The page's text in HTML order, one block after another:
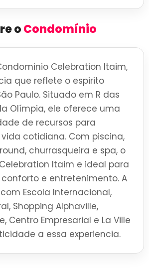
oCondomínio
Celebration Itaim,
que reflete o espirito
Paulo. Situado em R das
Olímpia, ele oferece uma
de recursos para
cotidiana. Com piscina,
churrasqueira e spa, o
Itaim e ideal para
e entretenimento. A
Escola Internacional,
Shopping Alphaville,
Centro Empresarial e La Ville
a essa experiencia.